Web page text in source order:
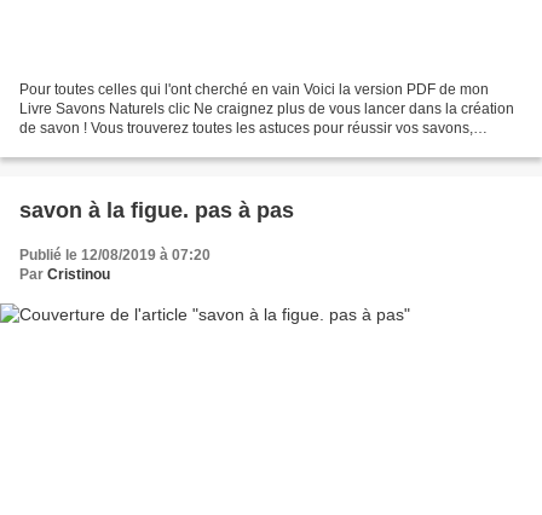
Pour toutes celles qui l'ont cherché en vain Voici la version PDF de mon
Livre Savons Naturels clic Ne craignez plus de vous lancer dans la création
de savon ! Vous trouverez toutes les astuces pour réussir vos savons,
savon à la figue. pas à pas
Publié le 12/08/2019 à 07:20
Par Cristinou